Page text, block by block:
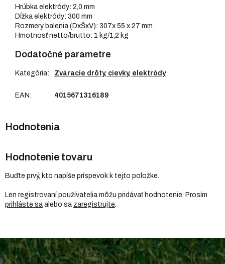
Hrúbka elektródy: 2,0 mm
Dĺžka elektródy: 300 mm
Rozmery balenia (DxŠxV): 307x 55 x 27 mm
Hmotnosť netto/brutto: 1 kg/1,2 kg
Dodatočné parametre
Kategória: Zváracie drôty, cievky, elektródy
EAN : 4015671316189
Hodnotenie tovaru
Buďte prvý, kto napíše príspevok k tejto položke.
Len registrovaní používatelia môžu pridávať hodnotenie. Prosím
prihláste sa alebo sa zaregistrujte
Z